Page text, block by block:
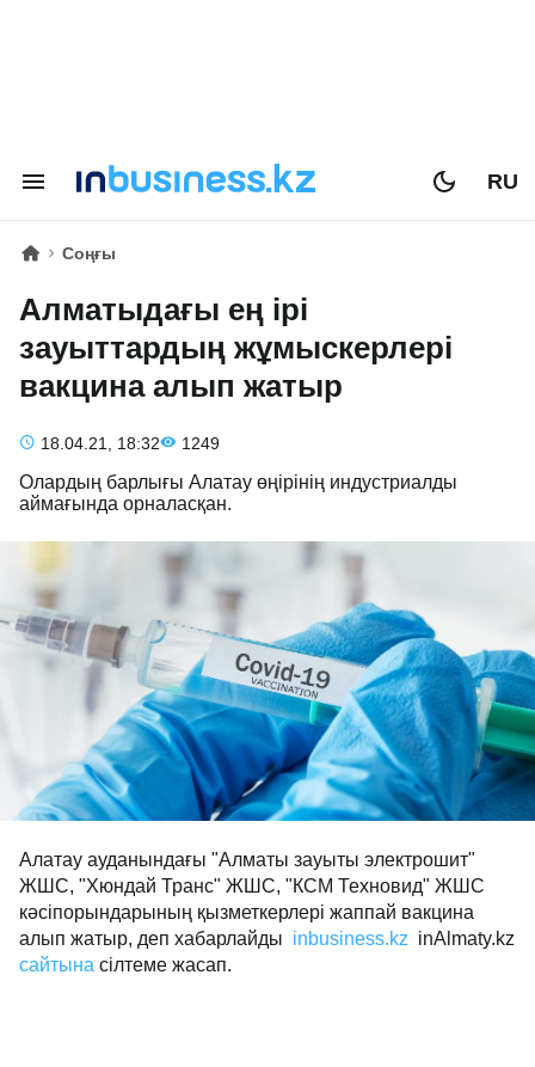
RU
Соңғы
Алматыдағы ең ірі
зауыттардың жұмыскерлері
вакцина алып жатыр
18.04.21, 18:32 1249
Олардың барлығы Алатау өңірінің индустриалды
аймағында орналасқан.
Алатау ауданындағы "Алматы зауыты электрошит"
ЖШС, "Хюндай Транс" ЖШС, "КСМ Техновид" ЖШС
кәсіпорындарының қызметкерлері жаппай вакцина
алып жатыр, деп хабарлайды inbusiness.kz inAlmaty.kz
сайтына сілтеме жасап.